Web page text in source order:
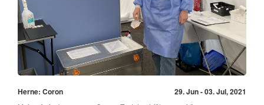
Herne: Coron 29. Jun - 03. Jul, 2021